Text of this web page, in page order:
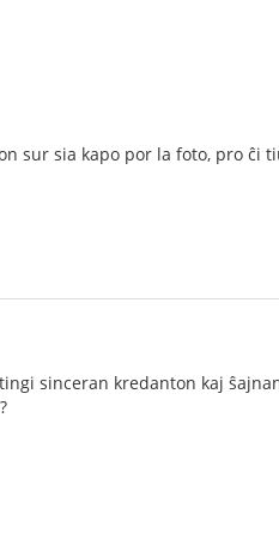
sur sia kapo por la foto, pro ĉi
sinceran kredanton kaj